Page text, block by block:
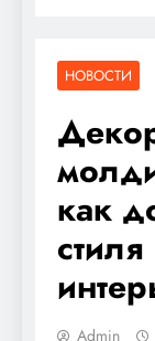
НОВОСТИ
как
Admin